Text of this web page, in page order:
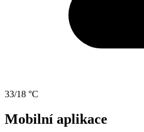
33/18 °C
Mobilní aplikace